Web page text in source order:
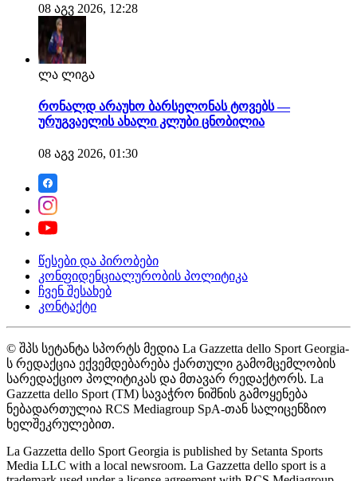
08 აგვ 2026, 12:28
ლა ლიგა
რონალდ არაუხო ბარსელონას ტოვებს —
ურუგვაელის ახალი კლუბი ცნობილია
08 აგვ 2026, 01:30
წესები და პირობები
კონფიდენციალურობის პოლიტიკა
ჩვენ შესახებ
კონტაქტი
© შპს სეტანტა სპორტს მედია La Gazzetta dello Sport Georgia-
ს რედაქცია ექვემდებარება ქართული გამომცემლობის
სარედაქციო პოლიტიკას და მთავარ რედაქტორს. La
Gazzetta dello Sport (TM) სავაჭრო ნიშნის გამოყენება
ნებადართულია RCS Mediagroup SpA-თან სალიცენზიო
ხელშეკრულებით.
La Gazzetta dello Sport Georgia is published by Setanta Sports
Media LLC with a local newsroom. La Gazzetta dello sport is a